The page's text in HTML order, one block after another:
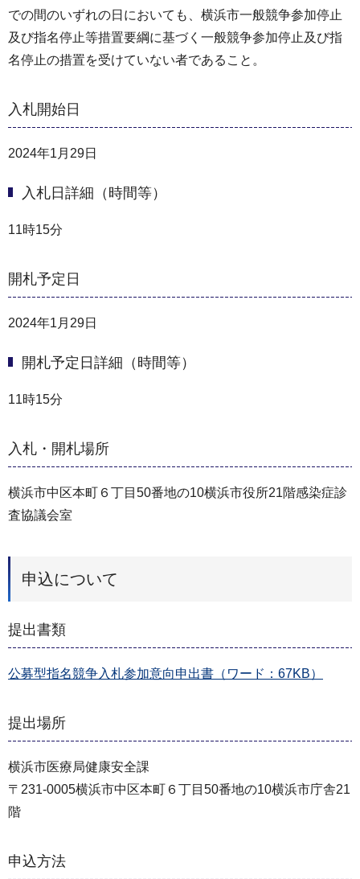
での間のいずれの日においても、横浜市一般競争参加停止
及び指名停止等措置要綱に基づく一般競争参加停止及び指
名停止の措置を受けていない者であること。
入札開始日
2024年1月29日
入札日詳細（時間等）
11時15分
開札予定日
2024年1月29日
開札予定日詳細（時間等）
11時15分
入札・開札場所
横浜市中区本町６丁目50番地の10横浜市役所21階感染症診
査協議会室
申込について
提出書類
公募型指名競争入札参加意向申出書（ワード：67KB）
提出場所
横浜市医療局健康安全課
〒231-0005横浜市中区本町６丁目50番地の10横浜市庁舎21
階
申込方法